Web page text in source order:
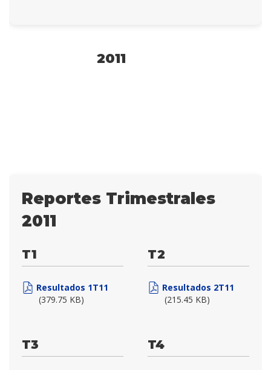
2011
Reportes Trimestrales
2011
T1
Resultados 1T11
(379.75 KB)
T2
Resultados 2T11
(215.45 KB)
T3 T4